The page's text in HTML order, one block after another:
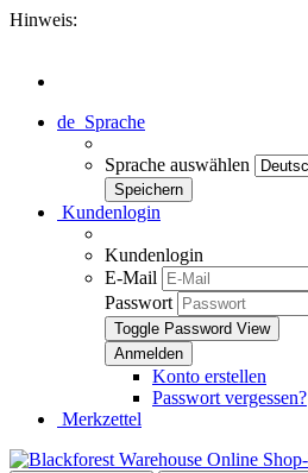
Hinweis:
de Sprache
Sprache auswählen
Kundenlogin
Kundenlogin
E-Mail
Passwort
Toggle Password View
Konto erstellen
Passwort vergessen?
Merkzettel